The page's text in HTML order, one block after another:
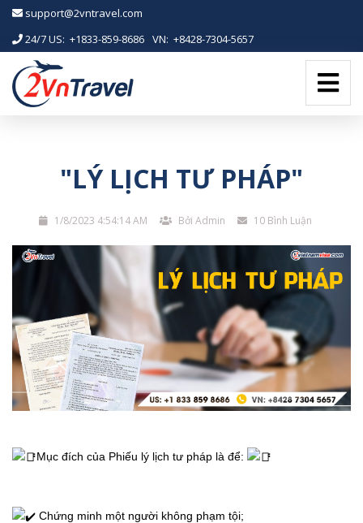
-->
support@2vntravel.com
24/7 US: +1833-859-8686 - VN: +8428-7304-5657
"LÝ LỊCH TƯ PHÁP"
1/8/2023 4:54:14 AM Bởi Admin 10 Bình Luận
Mục đích của Phiếu lý lịch tư pháp là để:
Chứng minh một người không phạm tội;